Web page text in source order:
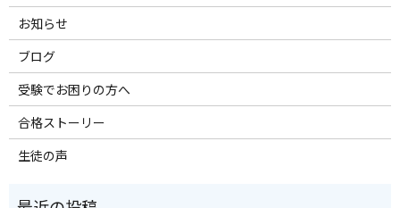
お知らせ
ブログ
受験でお困りの方へ
合格ストーリー
生徒の声